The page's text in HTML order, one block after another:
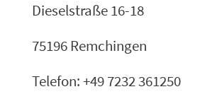
Dieselstraße 16-18
75196 Remchingen
Telefon: +49 7232 361250